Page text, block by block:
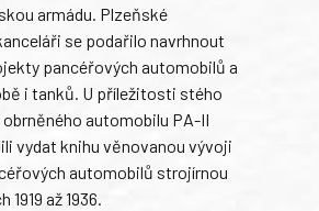
armádu. Plzeňské
se podařilo navrhnout
pancéřových automobilů a
i tanků. U příležitosti stého
automobilu PA-II
vydat knihu věnovanou vývoji
automobilů strojírnou
1919 až 1936.